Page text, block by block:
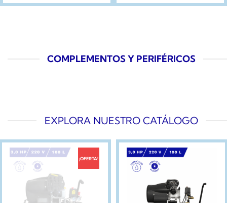
COMPLEMENTOS Y PERIFÉRICOS
EXPLORA NUESTRO CATÁLOGO
¡OFERTA!